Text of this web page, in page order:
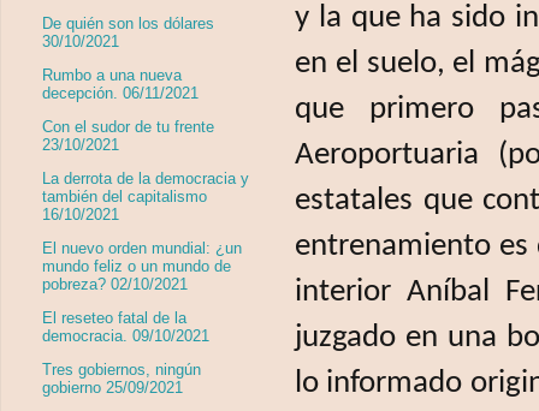
y la que ha sido
en el suelo, el
que primero
Aeroportuaria
estatales que
entrenamiento es
interior Aníbal
juzgado en una
lo informado
De quién son los dólares
30/10/2021
Rumbo a una nueva
decepción. 06/11/2021
Con el sudor de tu frente
23/10/2021
La derrota de la democracia y
también del capitalismo
16/10/2021
El nuevo orden mundial: ¿un
mundo feliz o un mundo de
pobreza? 02/10/2021
El reseteo fatal de la
democracia. 09/10/2021
Tres gobiernos, ningún
gobierno 25/09/2021